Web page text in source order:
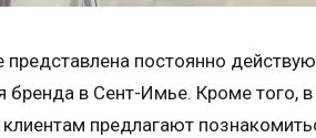
представлена постоянно
бренда в Сент-Имье. Кроме того,
предлагают